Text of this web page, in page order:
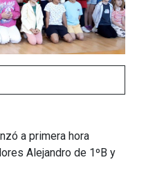
a primera hora
Alejandro de 1ºB y